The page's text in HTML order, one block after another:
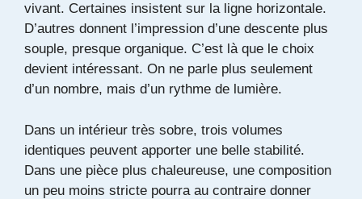
vivant. Certaines insistent sur la ligne horizontale.
D’autres donnent l’impression d’une descente plus
souple, presque organique. C’est là que le choix
devient intéressant. On ne parle plus seulement
d’un nombre, mais d’un rythme de lumière.
Dans un intérieur très sobre, trois volumes
identiques peuvent apporter une belle stabilité.
Dans une pièce plus chaleureuse, une composition
un peu moins stricte pourra au contraire donner